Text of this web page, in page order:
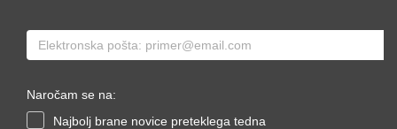
Naročam se na:
Najbolj brane novice preteklega tedna